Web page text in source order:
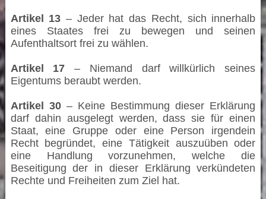
Artikel 13 – Jeder hat das Recht, sich innerhalb
eines Staates frei zu bewegen und seinen
Aufenthaltsort frei zu wählen.
Artikel 17 – Niemand darf willkürlich seines
Eigentums beraubt werden.
Artikel 30– Keine Bestimmung dieser Erklärung
darf dahin ausgelegt werden, dass sie für einen
Staat, eine Gruppe oder eine Person irgendein
Recht begründet, eine Tätigkeit auszuüben oder
eine Handlung vorzunehmen, welche die
Beseitigung der in dieser Erklärung verkündeten
Rechte und Freiheiten zum Ziel hat.